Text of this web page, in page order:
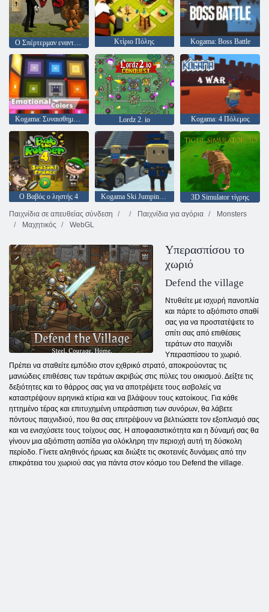
Κτίριο Πόλης Kogama: Boss Battle
Kogama: Συναισθηματικά χρώματα Lordz 2. io Kogama: 4 Πόλεμος
Ο Βαβός ο ληστής 4 Kogama Ski Jumping !!
3D Simulator τίγρης
Παιχνίδια σε απευθείας σύνδεση
Παιχνίδια για αγόρια
Monsters
Μαχητικός
WebGL
Υπερασπίσου το
χωριό
Defend the village
Ντυθείτε με ισχυρή πανοπλία
και πάρτε το αξιόπιστο σπαθί
σας για να προστατέψετε το
σπίτι σας από επιθέσεις
τεράτων στο παιχνίδι
Υπερασπίσου το χωριό.
Πρέπει να σταθείτε εμπόδιο στον εχθρικό στρατό, αποκρούοντας τις
μανιώδεις επιθέσεις των τεράτων ακριβώς στις πύλες του οικισμού. Δείξτε τις
δεξιότητες και το θάρρος σας για να αποτρέψετε τους εισβολείς να
καταστρέψουν ειρηνικά κτίρια και να βλάψουν τους κατοίκους. Για κάθε
ηττημένο τέρας και επιτυχημένη υπεράσπιση των συνόρων, θα λάβετε
πόντους παιχνιδιού, που θα σας επιτρέψουν να βελτιώσετε τον εξοπλισμό σας
και να ενισχύσετε τους τοίχους σας. Η αποφασιστικότητα και η δύναμή σας θα
γίνουν μια αξιόπιστη ασπίδα για ολόκληρη την περιοχή αυτή τη δύσκολη
περίοδο. Γίνετε αληθινός ήρωας και διώξτε τις σκοτεινές δυνάμεις από την
επικράτεια του χωριού σας για πάντα στον κόσμο του Defend the village.